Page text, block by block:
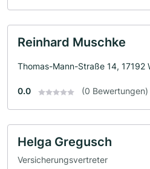
Reinhard Muschke
Thomas-Mann-Straße 14, 17192
0.0 (0 Bewertungen)
Helga Gregusch
Versicherungsvertreter